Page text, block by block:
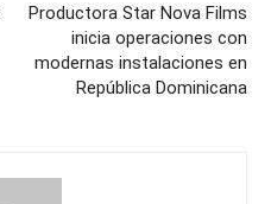
Productora Star Nova Films
inicia operaciones con
modernas instalaciones en
República Dominicana